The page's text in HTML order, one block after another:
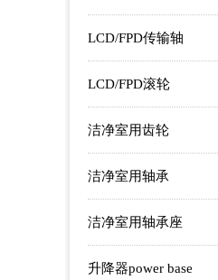
LCD/FPD传输轴
LCD/FPD滚轮
洁净室用齿轮
洁净室用轴承
洁净室用轴承座
升降器power base